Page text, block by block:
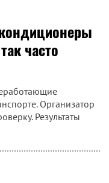
часто
Организатор
Результаты